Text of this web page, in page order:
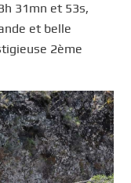
31mn et 53s,
et belle
2ème